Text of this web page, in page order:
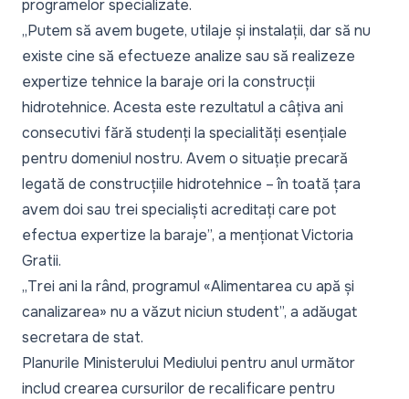
programelor specializate.
„Putem să avem bugete, utilaje și instalații, dar să nu
existe cine să efectueze analize sau să realizeze
expertize tehnice la baraje ori la construcții
hidrotehnice. Acesta este rezultatul a câțiva ani
consecutivi fără studenți la specialități esențiale
pentru domeniul nostru. Avem o situație precară
legată de construcțiile hidrotehnice – în toată țara
avem doi sau trei specialiști acreditați care pot
efectua expertize la baraje”, a menționat Victoria
Gratii.
„Trei ani la rând, programul «Alimentarea cu apă și
canalizarea» nu a văzut niciun student”, a adăugat
secretara de stat.
Planurile Ministerului Mediului pentru anul următor
includ crearea cursurilor de recalificare pentru